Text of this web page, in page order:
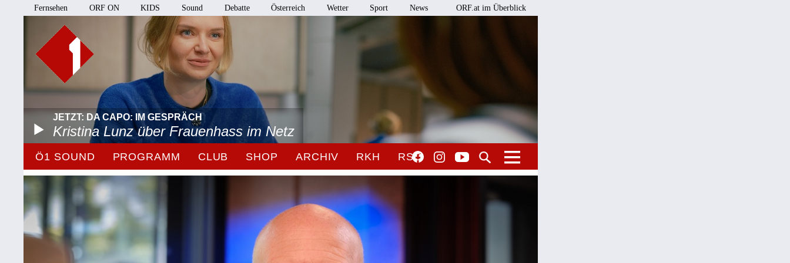
Fernsehen ORF ON KIDS Sound Debatte Österreich Wetter Sport News ORF.at im Überblick
JETZT: DA CAPO: IM GESPRÄCH
Kristina Lunz über Frauenhass im Netz
Ö1 SOUND PROGRAMM CLUB SHOP ARCHIV RKH RSO